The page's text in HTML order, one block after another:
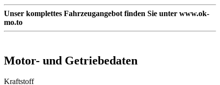
Unser komplettes Fahrzeugangebot finden Sie unter www.ok-
mo.to
Motor- und Getriebedaten
Kraftstoff